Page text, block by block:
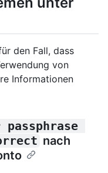
den Fall, dass
von
Informationen
passphrase
nach